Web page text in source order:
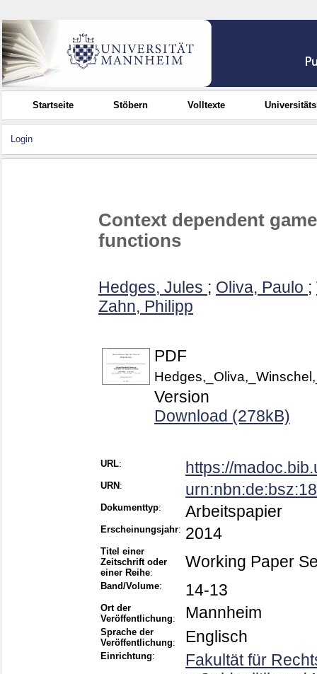
Startseite Stöbern Volltexte
Login
Context dependent
functions
Hedges, Jules ; Oliva, Paulo ;
Zahn, Philipp
PDF
Version
Download (278kB)
URL: https://
URN :
Dokumenttyp: Arbeitspapier
Erscheinungsjahr: 2014
Titel einer
Zeitschrift oder
einer Reihe:
Working Paper
Band/Volume: 14-13
Ort der
Veröffentlichung: Mannheim
Sprache der
Veröffentlichung: Englisch
Einrichtung:
Fakultät für